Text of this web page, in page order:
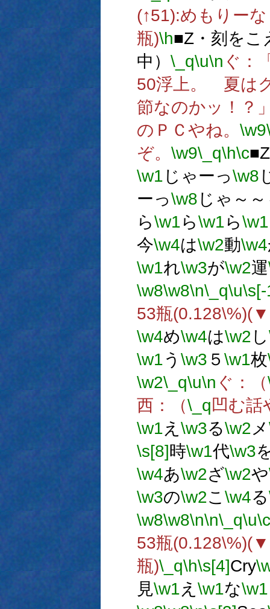
(↑51):めもりー
瓶)\h■Z・刻をこ
中） \_q\u\n ぐ：
50浮上。 夏は
節なのかッ！？
のＰＣやね。 \w9
ぞ。 \w9\_q\h\c
\w1 じゃーっ\w8
ーっ\w8 じゃ～
ら\w1ら\w1ら\w1
今\w4は\w2動\w4
\w1れ\w3が\w2運
\w8\w8\n\_q\u\s[-
53瓶
\w4め\w4は\w2 し
\w1う \w3 ５ \w1枚
\w2\_q\u\n ぐ：（
西：（\_q凹む話
\w1え \w3る\w2メ
\s[8]時\w1代\w3
\w4あ\w2ざ\w2や
\w3の\w2こ \w4る
\w8\w8\n\n\_q\u\c
53瓶
瓶)\_q\h\s[4]Cry
見\w1え \w1な\w1